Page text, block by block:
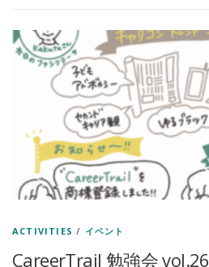
ACTIVITIES / イベント
CareerTrail 勉強会 vol.26